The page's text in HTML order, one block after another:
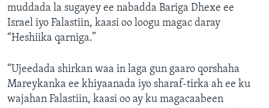
muddada la sugayey ee nabadda Bariga Dhexe ee
Israel iyo Falastiin, kaasi oo loogu magac daray
“Heshiika qarniga.”
“Ujeedada shirkan waa in laga gun gaaro qorshaha
Mareykanka ee khiyaanada iyo sharaf-tirka ah ee ku
wajahan Falastiin, kaasi oo ay ku magacaabeen